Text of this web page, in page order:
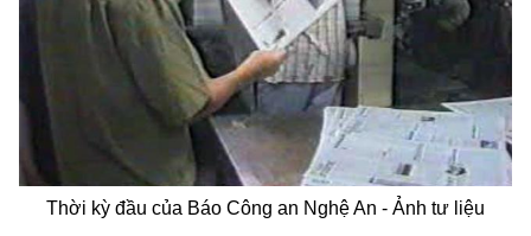
Thời kỳ đầu của Báo Công an Nghệ An - Ảnh tư liệu